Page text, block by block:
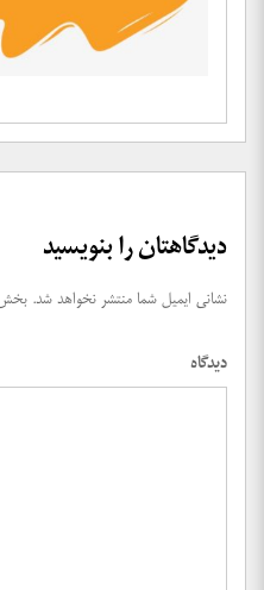
دیدگاهتان را بنویسید
نشانی ایمیل شما منتشر نخواهد شد.
دیدگاه